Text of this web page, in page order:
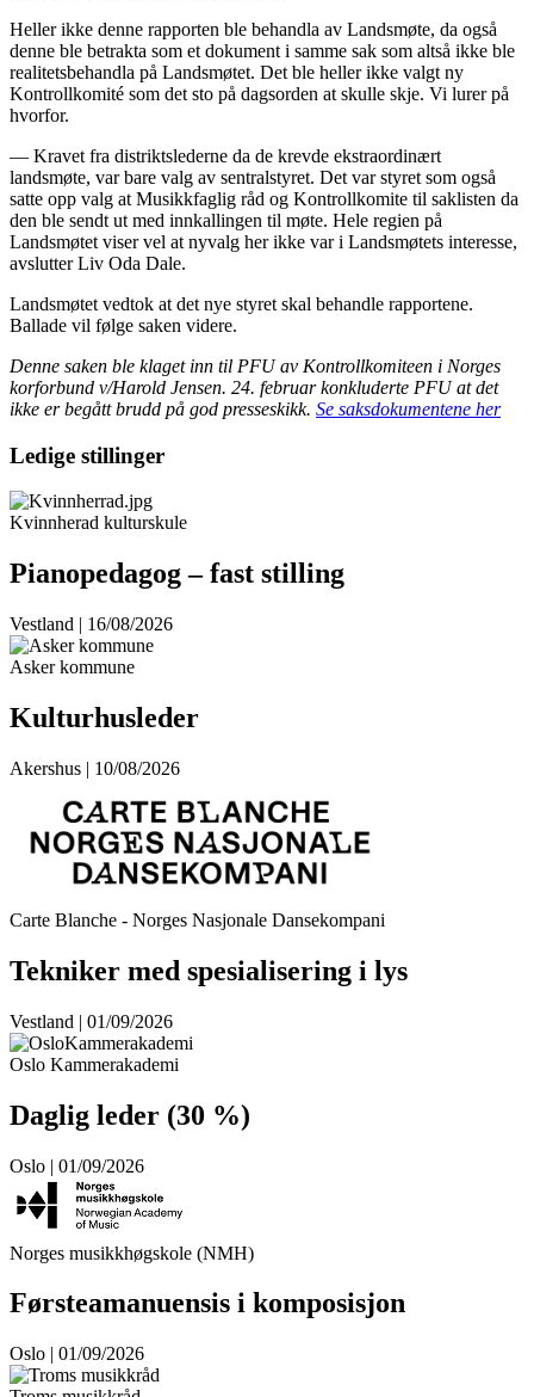
Heller ikke denne rapporten ble behandla av Landsmøte, da også
denne ble betrakta som et dokument i samme sak som altså ikke ble
realitetsbehandla på Landsmøtet. Det ble heller ikke valgt ny
Kontrollkomité som det sto på dagsorden at skulle skje. Vi lurer på
hvorfor.
— Kravet fra distriktslederne da de krevde ekstraordinært
landsmøte, var bare valg av sentralstyret. Det var styret som også
satte opp valg at Musikkfaglig råd og Kontrollkomite til saklisten da
den ble sendt ut med innkallingen til møte. Hele regien på
Landsmøtet viser vel at nyvalg her ikke var i Landsmøtets interesse,
avslutter Liv Oda Dale.
Landsmøtet vedtok at det nye styret skal behandle rapportene.
Ballade vil følge saken videre.
Denne saken ble klaget inn til PFU av Kontrollkomiteen i Norges
korforbund v/Harold Jensen. 24. februar konkluderte PFU at det
ikke er begått brudd på god presseskikk. Se saksdokumentene her
Ledige stillinger
Kvinnherad kulturskule
Pianopedagog – fast stilling
Vestland | 16/08/2026
Asker kommune
Kulturhusleder
Akershus | 10/08/2026
Carte Blanche - Norges Nasjonale Dansekompani
Tekniker med spesialisering i lys
Vestland | 01/09/2026
Oslo Kammerakademi
Daglig leder (30 %)
Oslo | 01/09/2026
Norges musikkhøgskole (NMH)
Førsteamanuensis i komposisjon
Oslo | 01/09/2026